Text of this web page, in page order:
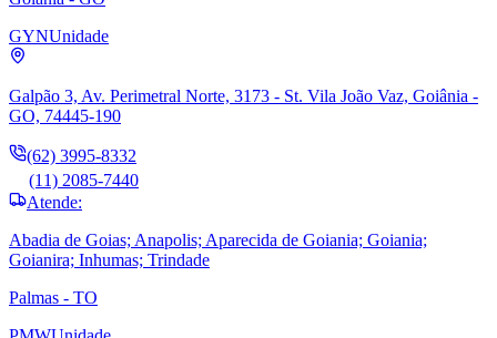
GYNUnidade
Galpão 3, Av. Perimetral Norte, 3173 - St. Vila João Vaz, Goiânia -
GO, 74445-190
(62) 3995-8332
(11) 2085-7440
Atende:
Abadia de Goias; Anapolis; Aparecida de Goiania; Goiania;
Goianira; Inhumas; Trindade
Palmas - TO